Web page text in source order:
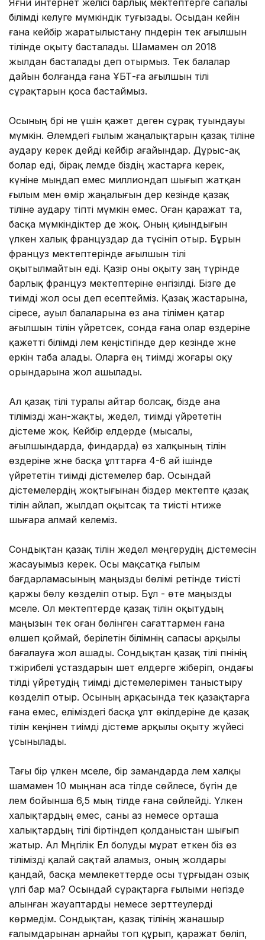
білімді әкелуге мүмкіндік туғызады. Осыдан кейін
ғана кейбір жаратылыстану пәндерін тек ағылшын
тілінде оқыту басталады. Шамамен ол 2018
жылдан басталады деп отырмыз. Тек балалар
дайын болғанда ғана ҰБТ-ға ағылшын тілі
сұрақтарын қоса бастаймыз.
Осының бәрі не үшін қажет деген сұрақ туындауы
мүмкін. Әлемдегі ғылым жаңалықтарын қазақ тіліне
аудару керек дейді кейбір ағайындар. Дұрыс-ақ
болар еді, бірақ әлемде біздің жастарға керек,
күніне мыңдап емес миллиондап шығып жатқан
ғылым мен өмір жаңалығын дер кезінде қазақ
тіліне аудару тіпті мүмкін емес. Оған қаражат та,
басқа мүмкіндіктер де жоқ. Оның қиындығын
үлкен халық француздар да түсініп отыр. Бұрын
француз мектептерінде ағылшын тілі
оқытылмайтын еді. Қазір оны оқыту заң түрінде
барлық француз мектептеріне енгізілді. Бізге де
тиімді жол осы деп есептейміз. Қазақ жастарына,
әсіресе, ауыл балаларына өз ана тілімен қатар
ағылшын тілін үйретсек, сонда ғана олар өздеріне
қажетті білімді әлем кеңістігінде дер кезінде және
еркін таба алады. Оларға ең тиімді жоғары оқу
орындарына жол ашылады.
Ал қазақ тілі туралы айтар болсақ, бізде ана
тілімізді жан-жақты, жедел, тиімді үйрететін
әдістеме жоқ. Кейбір елдерде (мысалы,
ағылшындарда, финдарда) өз халқының тілін
өздеріне және басқа ұлттарға 4-6 ай ішінде
үйрететін тиімді әдістемелер бар. Осындай
әдістемелердің жоқтығынан біздер мектепте қазақ
тілін айлап, жылдап оқытсақ та тиісті нәтиже
шығара алмай келеміз.
Сондықтан қазақ тілін жедел меңгерудің әдістемесін
жасауымыз керек. Осы мақсатқа ғылым
бағдарламасының маңызды бөлімі ретінде тиісті
қаржы бөлу көзделіп отыр. Бұл - өте маңызды
мәселе. Ол мектептерде қазақ тілін оқытудың
маңызын тек оған бөлінген сағаттармен ғана
өлшеп қоймай, берілетін білімнің сапасы арқылы
бағалауға жол ашады. Сондықтан қазақ тілі пәнінің
тәжірибелі ұстаздарын шет елдерге жіберіп, ондағы
тілді үйретудің тиімді әдістемелерімен таныстыру
көзделіп отыр. Осының арқасында тек қазақтарға
ғана емес, еліміздегі басқа ұлт өкілдеріне де қазақ
тілін кеңінен тиімді әдістеме арқылы оқыту жүйесі
ұсынылады.
Тағы бір үлкен мәселе, бір замандарда әлем халқы
шамамен 10 мыңнан аса тілде сөйлесе, бүгін де
әлем бойынша 6,5 мың тілде ғана сөйлейді. Үлкен
халықтардың емес, саны аз немесе орташа
халықтардың тілі біртіндеп қолданыстан шығып
жатыр. Ал Мәңгілік Ел болуды мұрат еткен біз өз
тілімізді қалай сақтай аламыз, оның жолдары
қандай, басқа мемлекеттерде осы тұрғыдан озық
үлгі бар ма? Осындай сұрақтарға ғылыми негізде
алынған жауаптарды немесе зерттеулерді
көрмедім. Сондықтан, қазақ тілінің жанашыр
ғалымдарынан арнайы топ құрып, қаражат бөліп,